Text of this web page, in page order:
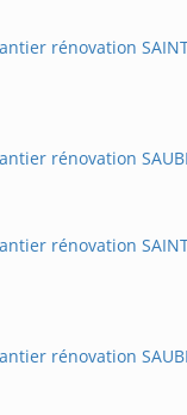
rénovation
rénovation
rénovation
rénovation